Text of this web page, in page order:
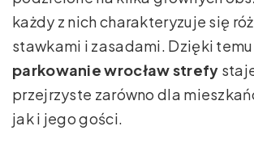
każdy z nich charakteryzuje się
stawkami i zasadami. Dzięki
parkowanie wrocław strefy
przejrzyste zarówno dla
jak i jego gości.